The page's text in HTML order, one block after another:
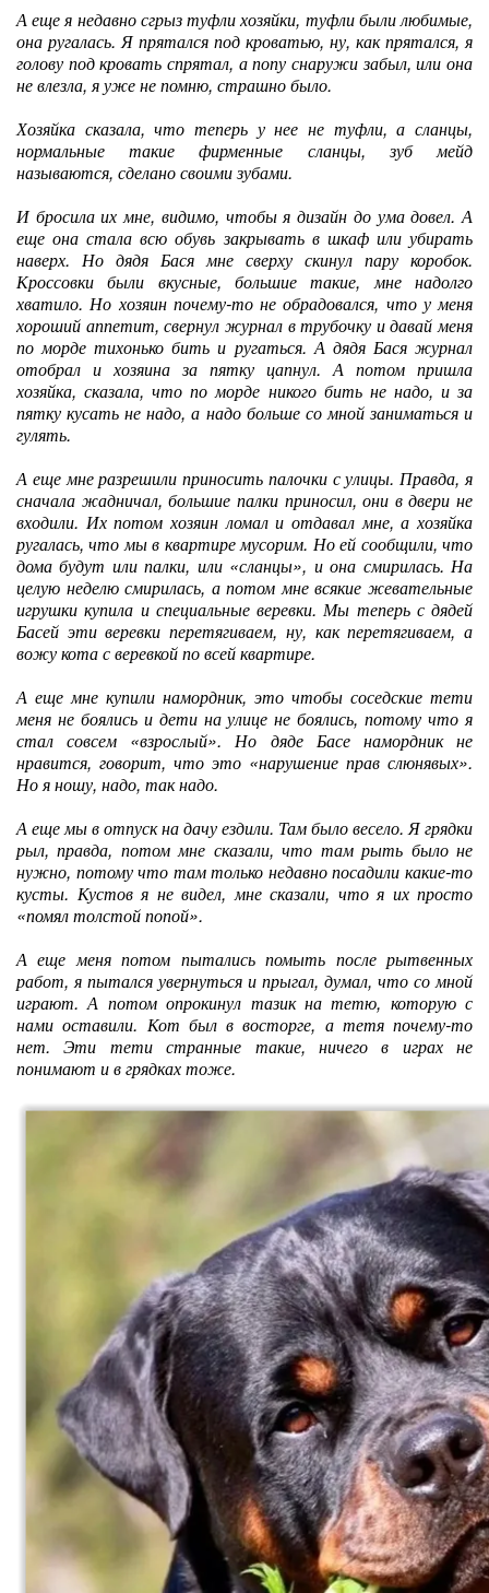
А еще я недавно сгрыз туфли хозяйки, туфли были любимые,
она ругалась. Я прятался под кроватью, ну, как прятался, я
голову под кровать спрятал, а попу снаружи забыл, или она
не влезла, я уже не помню, страшно было.
Хозяйка сказала, что теперь у нее не туфли, а сланцы,
нормальные такие фирменные сланцы, зуб мейд
называются, сделано своими зубами.
И бросила их мне, видимо, чтобы я дизайн до ума довел. А
еще она стала всю обувь закрывать в шкаф или убирать
наверх. Но дядя Бася мне сверху скинул пару коробок.
Кроссовки были вкусные, большие такие, мне надолго
хватило. Но хозяин почему-то не обрадовался, что у меня
хороший аппетит, свернул журнал в трубочку и давай меня
по морде тихонько бить и ругаться. А дядя Бася журнал
отобрал и хозяина за пятку цапнул. А потом пришла
хозяйка, сказала, что по морде никого бить не надо, и за
пятку кусать не надо, а надо больше со мной заниматься и
гулять.
А еще мне разрешили приносить палочки с улицы. Правда, я
сначала жадничал, большие палки приносил, они в двери не
входили. Их потом хозяин ломал и отдавал мне, а хозяйка
ругалась, что мы в квартире мусорим. Но ей сообщили, что
дома будут или палки, или «сланцы», и она смирилась. На
целую неделю смирилась, а потом мне всякие жевательные
игрушки купила и специальные веревки. Мы теперь с дядей
Басей эти веревки перетягиваем, ну, как перетягиваем, а
вожу кота с веревкой по всей квартире.
А еще мне купили намордник, это чтобы соседские тети
меня не боялись и дети на улице не боялись, потому что я
стал совсем «взрослый». Но дяде Басе намордник не
нравится, говорит, что это «нарушение прав слюнявых».
Но я ношу, надо, так надо.
А еще мы в отпуск на дачу ездили. Там было весело. Я грядки
рыл, правда, потом мне сказали, что там рыть было не
нужно, потому что там только недавно посадили какие-то
кусты. Кустов я не видел, мне сказали, что я их просто
«помял толстой попой».
А еще меня потом пытались помыть после рытвенных
работ, я пытался увернуться и прыгал, думал, что со мной
играют. А потом опрокинул тазик на тетю, которую с
нами оставили. Кот был в восторге, а тетя почему-то
нет. Эти тети странные такие, ничего в играх не
понимают и в грядках тоже.